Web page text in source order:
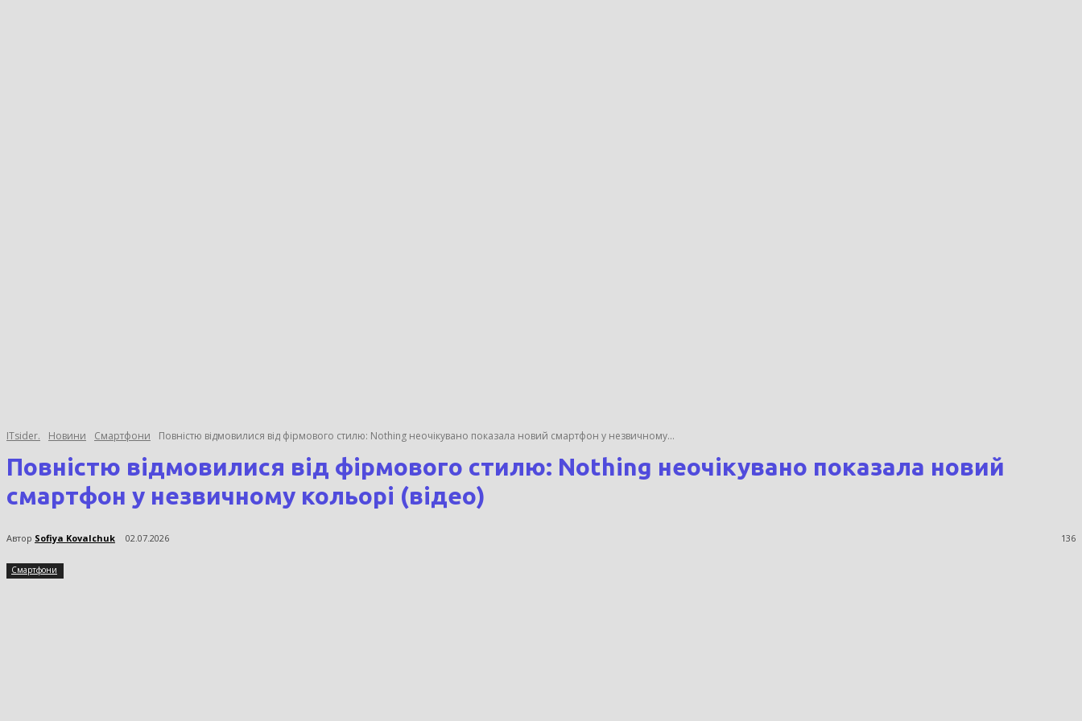
ITsider. Новини Смартфони Повністю відмовилися від фірмового стилю: Nothing неочікувано показала новий смартфон у незвичному...
Повністю відмовилися від фірмового стилю: Nothing неочікувано показала новий
смартфон у незвичному кольорі (відео)
Автор Sofiya Kovalchuk 02.07.2026 136
Смартфони